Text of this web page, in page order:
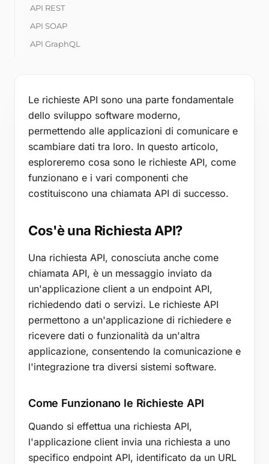
Blog
Contattaci
Accedi
Inizia la prova gratuita
API REST
API SOAP
API GraphQL
Metodi HTTP
Header
Corpo della Richiesta
Chiavi API e Token di Accesso
Come Effettuare Chiamate API
Trovare l'Endpoint API
Inviare la Richiesta API
Testare le Richieste API
Importanza del Testing API
Come Testare le Chiamate API
Tipi di Test API
Esempi Pratici di Chiamate API in Azione
Prenotare un Volo
Pubblicare sui Social Media
Punti Chiave
Le richieste API sono una parte fondamentale
dello sviluppo software moderno,
permettendo alle applicazioni di comunicare e
scambiare dati tra loro. In questo articolo,
esploreremo cosa sono le richieste API, come
funzionano e i vari componenti che
costituiscono una chiamata API di successo.
Cos'è una Richiesta API?
Una richiesta API, conosciuta anche come
chiamata API, è un messaggio inviato da
un'applicazione client a un endpoint API,
richiedendo dati o servizi. Le richieste API
permettono a un'applicazione di richiedere e
ricevere dati o funzionalità da un'altra
applicazione, consentendo la comunicazione e
l'integrazione tra diversi sistemi software.
Come Funzionano le Richieste API
Quando si effettua una richiesta API,
l'applicazione client invia una richiesta a uno
specifico endpoint API, identificato da un URL